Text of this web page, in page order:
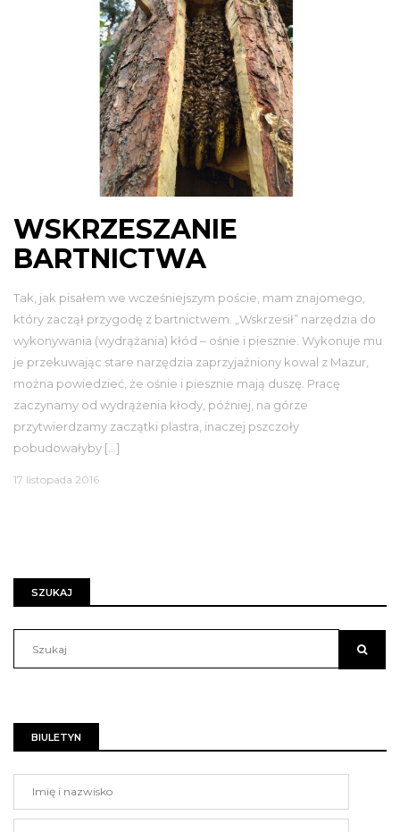
WSKRZESZANIE
BARTNICTWA
Tak, jak pisałem we wcześniejszym poście, mam znajomego,
który zaczął przygodę z bartnictwem. „Wskrzesił” narzędzia do
wykonywania (wydrążania) kłód – ośnie i piesznie. Wykonuje mu
je przekuwając stare narzędzia zaprzyjaźniony kowal z Mazur,
można powiedzieć, że ośnie i piesznie mają duszę. Pracę
zaczynamy od wydrążenia kłody, później, na górze
przytwierdzamy zaczątki plastra, inaczej pszczoły
pobudowałyby […]
17 listopada 2016
SZUKAJ
BIULETYN